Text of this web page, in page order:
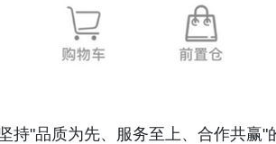
持"品质为先、服务至上、合作共赢"